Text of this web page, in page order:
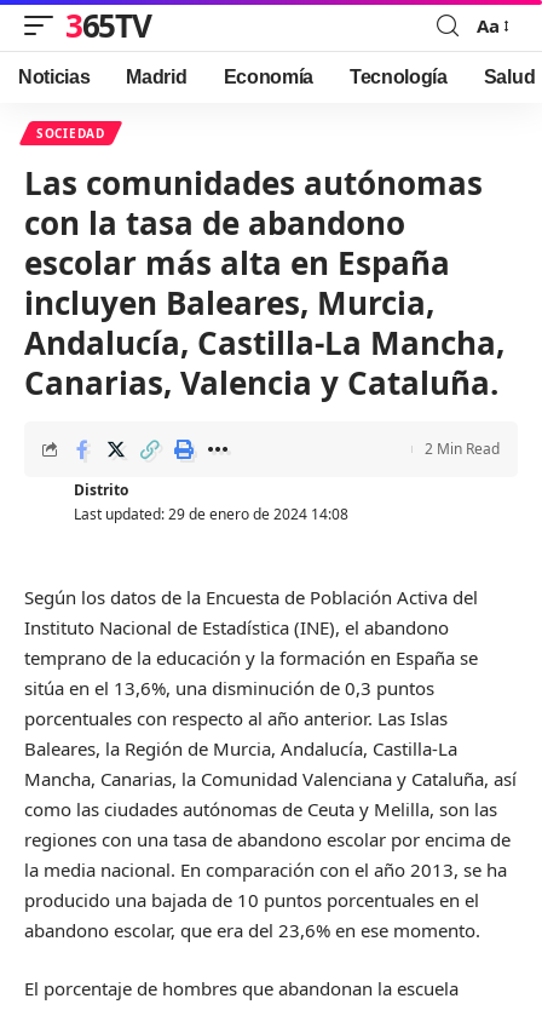
365TV
Font
Resizer
Aa
Noticias Madrid Economía Tecnología Salud
SOCIEDAD
Las comunidades autónomas
con la tasa de abandono
escolar más alta en España
incluyen Baleares, Murcia,
Andalucía, Castilla-La Mancha,
Canarias, Valencia y Cataluña.
Last updated: 29 de enero de 2024 14:08
Distrito
2 Min Read
Según los datos de la Encuesta de Población Activa del
Instituto Nacional de Estadística (INE), el abandono
temprano de la educación y la formación en España se
sitúa en el 13,6%, una disminución de 0,3 puntos
porcentuales con respecto al año anterior. Las Islas
Baleares, la Región de Murcia, Andalucía, Castilla-La
Mancha, Canarias, la Comunidad Valenciana y Cataluña, así
como las ciudades autónomas de Ceuta y Melilla, son las
regiones con una tasa de abandono escolar por encima de
la media nacional. En comparación con el año 2013, se ha
producido una bajada de 10 puntos porcentuales en el
abandono escolar, que era del 23,6% en ese momento.
El porcentaje de hombres que abandonan la escuela